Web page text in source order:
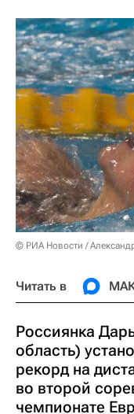
© РИА Новости /
Читать в
Россиянка
область)
рекорд на
во второй
чемпионате